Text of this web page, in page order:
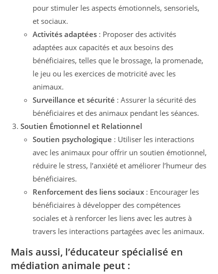
pour stimuler les aspects émotionnels, sensoriels,
et sociaux.
Activités adaptées : Proposer des activités
adaptées aux capacités et aux besoins des
bénéficiaires, telles que le brossage, la promenade,
le jeu ou les exercices de motricité avec les
animaux.
Surveillance et sécurité : Assurer la sécurité des
bénéficiaires et des animaux pendant les séances.
Soutien Émotionnel et Relationnel
Soutien psychologique : Utiliser les interactions
avec les animaux pour offrir un soutien émotionnel,
réduire le stress, l’anxiété et améliorer l’humeur des
bénéficiaires.
Renforcement des liens sociaux : Encourager les
bénéficiaires à développer des compétences
sociales et à renforcer les liens avec les autres à
travers les interactions partagées avec les animaux.
Mais aussi, l’éducateur spécialisé en
médiation animale peut :